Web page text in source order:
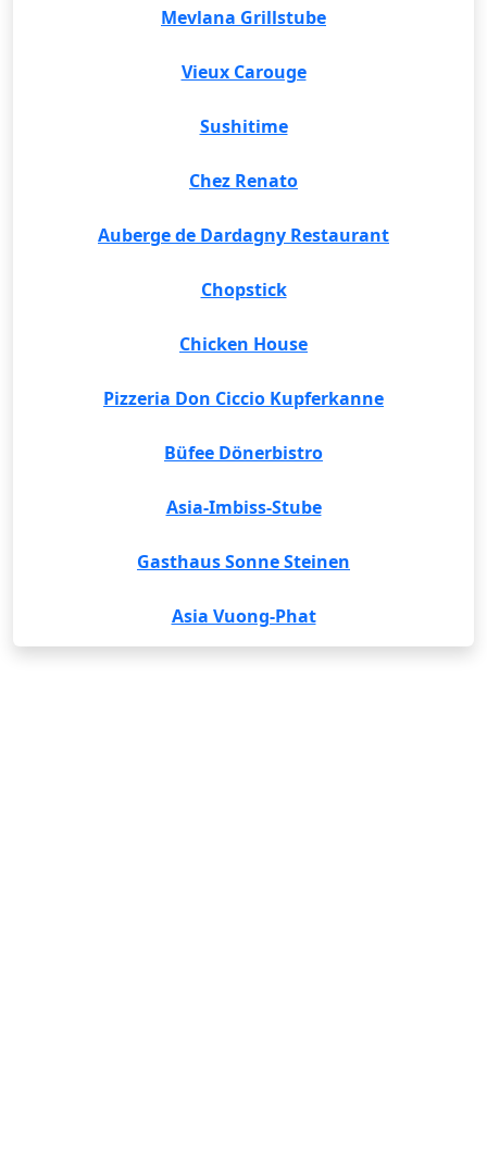
Mevlana Grillstube
Vieux Carouge
Sushitime
Chez Renato
Auberge de Dardagny Restaurant
Chopstick
Chicken House
Pizzeria Don Ciccio Kupferkanne
Büfee Dönerbistro
Asia-Imbiss-Stube
Gasthaus Sonne Steinen
Asia Vuong-Phat